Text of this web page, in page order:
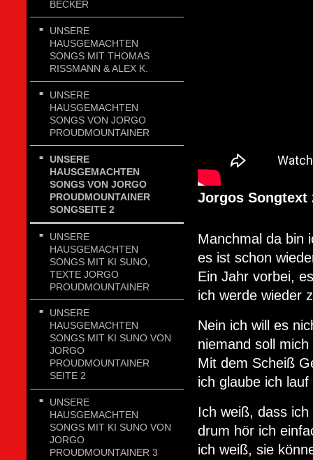
BECKER
UNSERE
HAUSGEMACHTEN
SONGS MIT THOMAS
RISSMANN & ALEX K.
UNSERE
HAUSGEMACHTEN
SONGS VON JORGO
PROUDMOUNTAINER
UNSERE
HAUSGEMACHTEN
SONGS VON JORGO
PROUDMOUNTAINER
SONGSEITE 2
UNSERE
HAUSGEMACHTEN
SONGS MIT KI SUNO,
TEXTE JORGO
PROUDMOUNTAINER
UNSERE
HAUSGEMACHTEN
SONGS MIT KI SUNO VON
JORGO
PROUDMOUNTAINER
SEITE 2
UNSERE
HAUSGEMACHTEN
SONGS MIT KI SUNO VON
JORGO
PROUDMOUNTAINER 3
Jorgos
Manchmal da bin
es ist schon
Ein Jahr vorbei,
ich werde wieder
Nein ich will es
niemand soll
Mit dem Scheiß
ich glaube ich
Ich weiß, dass
drum hör ich
ich weiß, sie